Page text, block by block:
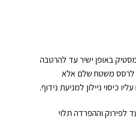
באופן ישיר עד להרטבה
לרסס משטח שלם אלא
כיסוי ניילון למניעת נידוף.
20 ד' עד לפירוק וההפרדה תלוי